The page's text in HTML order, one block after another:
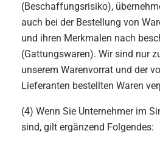
(Beschaffungsrisiko),
auch bei der Bestellung von
und ihren Merkmalen nach
(Gattungswaren). Wir sind nur
unserem Warenvorrat und der
Lieferanten bestellten Waren
(4) Wenn Sie Unternehmer im
sind, gilt ergänzend Folgendes: